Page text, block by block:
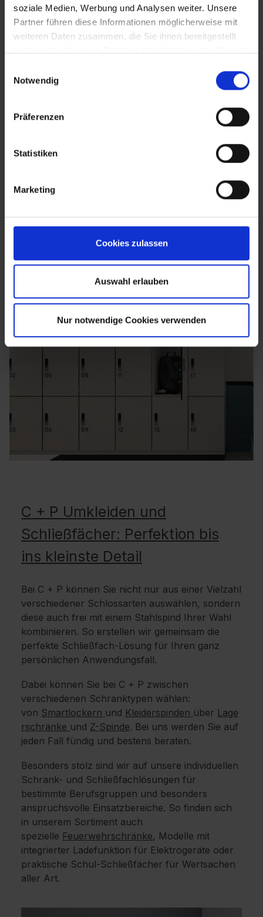
soziale Medien, Werbung und Analysen weiter. Unsere
Partner führen diese Informationen möglicherweise mit
weiteren Daten zusammen, die Sie ihnen bereitgestellt
Notwendig
Präferenzen
Statistiken
Marketing
Cookies zulassen
Auswahl erlauben
Nur notwendige Cookies verwenden
C + P Umkleiden und
Schließfächer: Perfektion bis
ins kleinste Detail
Bei C + P können Sie nicht nur aus einer Vielzahl
verschiedener Schlossarten auswählen, sondern
diese auch frei mit einem Stahlspind Ihrer Wahl
kombinieren. So erstellen wir gemeinsam die
perfekte Schließfach-Lösung für Ihren ganz
persönlichen Anwendungsfall.
Dabei können Sie bei C + P zwischen
verschiedenen Schranktypen wählen:
von Smartlockern und Kleiderspinden über Lage
rschränke und Z-Spinde. Bei uns werden Sie auf
jeden Fall fündig und bestens beraten.
Besonders stolz sind wir auf unsere individuellen
Schrank- und Schließfachlösungen für
bestimmte Berufsgruppen und besonders
anspruchsvolle Einsatzbereiche. So finden sich
in unserem Sortiment auch
spezielle Feuerwehrschränke, Modelle mit
integrierter Ladefunktion für Elektrogeräte oder
praktische Schul-Schließfächer für Wertsachen
aller Art.